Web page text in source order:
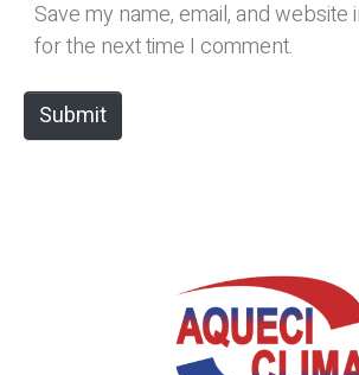
Save my name, email, and
for the next time I comment.
Submit